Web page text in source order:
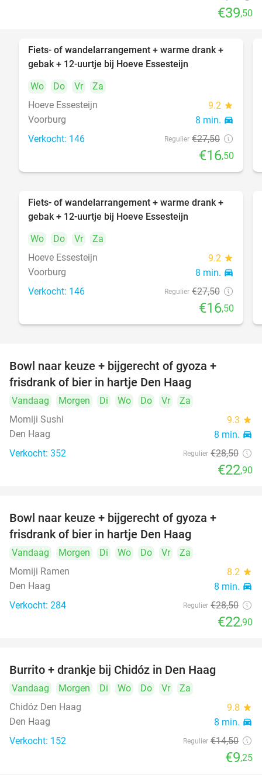
€39,50
40%
Fiets- of wandelarrangement + warme drank +
gebak + 12-uurtje bij Hoeve Essesteijn
Wo
Do Vr
Za
Hoeve Essesteijn
9.2 star
Voorburg 8 min. directions_car
Verkocht: 146 Regulier €27,50
€16,50
40%
Fiets- of wandelarrangement + warme drank +
gebak + 12-uurtje bij Hoeve Essesteijn
Wo
Do Vr
Za
Hoeve Essesteijn
9.2 star
Voorburg 8 min. directions_car
Verkocht: 146 Regulier €27,50
€16,50
Bowl naar keuze + bijgerecht of gyoza +
frisdrank of bier in hartje Den Haag
Vandaag Morgen Di Wo Do Vr
Za
Momiji Sushi
9.3 star
Den Haag 8 min. directions_car
Verkocht: 352 Regulier €28,50
€22,90
Bowl naar keuze + bijgerecht of gyoza +
frisdrank of bier in hartje Den Haag
Vandaag Morgen Di Wo Do Vr
Za
Momiji Ramen
8.2 star
Den Haag 8 min. directions_car
Verkocht: 284 Regulier €28,50
€22,90
Burrito + drankje bij Chidóz in Den Haag
Vandaag Morgen Di Wo Do Vr
Za
Chidóz Den Haag
9.8 star
Den Haag 8 min. directions_car
Verkocht: 152 Regulier €14,50
€9,25